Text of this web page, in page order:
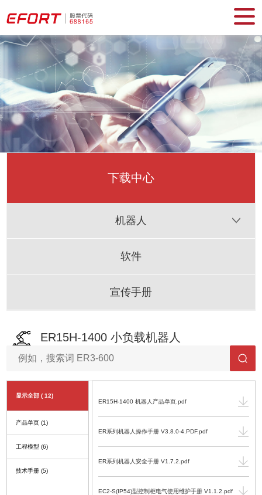
下载中心
机器人
软件
宣传手册
ER15H-1400 小负载机器人
显示全部 ( 12)
产品单页 (1)
工程模型 (6)
技术手册 (5)
ER15H-1400 机器人产品单页.pdf
ER系列机器人操作手册 V3.8.0-4.PDF.pdf
ER系列机器人安全手册 V1.7.2.pdf
EC2-S(IP54)型控制柜电气使用维护手册 V1.1.2.pdf